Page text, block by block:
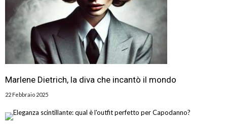
Marlene Dietrich, la diva che incantò il mondo
22 Febbraio 2025